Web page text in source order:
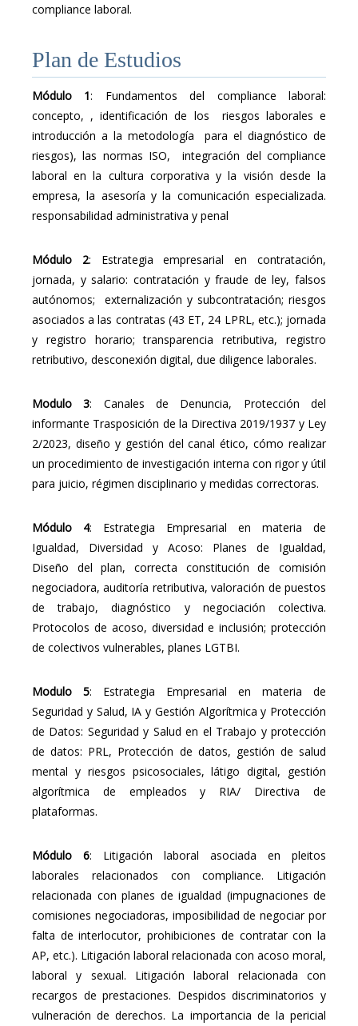
compliance laboral.
Plan de Estudios
Módulo 1: Fundamentos del compliance laboral:
concepto, , identificación de los riesgos laborales e
introducción a la metodología para el diagnóstico de
riesgos), las normas ISO, integración del compliance
laboral en la cultura corporativa y la visión desde la
empresa, la asesoría y la comunicación especializada.
responsabilidad administrativa y penal
Módulo 2: Estrategia empresarial en contratación,
jornada, y salario: contratación y fraude de ley, falsos
autónomos; externalización y subcontratación; riesgos
asociados a las contratas (43 ET, 24 LPRL, etc.); jornada
y registro horario; transparencia retributiva, registro
retributivo, desconexión digital, due diligence laborales.
Modulo 3: Canales de Denuncia, Protección del
informante Trasposición de la Directiva 2019/1937 y Ley
2/2023, diseño y gestión del canal ético, cómo realizar
un procedimiento de investigación interna con rigor y útil
para juicio, régimen disciplinario y medidas correctoras.
Módulo 4: Estrategia Empresarial en materia de
Igualdad, Diversidad y Acoso: Planes de Igualdad,
Diseño del plan, correcta constitución de comisión
negociadora, auditoría retributiva, valoración de puestos
de trabajo, diagnóstico y negociación colectiva.
Protocolos de acoso, diversidad e inclusión; protección
de colectivos vulnerables, planes LGTBI.
Modulo 5: Estrategia Empresarial en materia de
Seguridad y Salud, IA y Gestión Algorítmica y Protección
de Datos: Seguridad y Salud en el Trabajo y protección
de datos: PRL, Protección de datos, gestión de salud
mental y riesgos psicosociales, látigo digital, gestión
algorítmica de empleados y RIA/ Directiva de
plataformas.
Módulo 6: Litigación laboral asociada en pleitos
laborales relacionados con compliance. Litigación
relacionada con planes de igualdad (impugnaciones de
comisiones negociadoras, imposibilidad de negociar por
falta de interlocutor, prohibiciones de contratar con la
AP, etc.). Litigación laboral relacionada con acoso moral,
laboral y sexual. Litigación laboral relacionada con
recargos de prestaciones. Despidos discriminatorios y
vulneración de derechos. La importancia de la pericial